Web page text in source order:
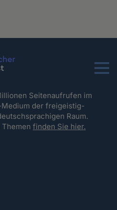
Menu
Seitenaufrufen im
der freigeistig-
Raum.
Themenfinden Sie hier.